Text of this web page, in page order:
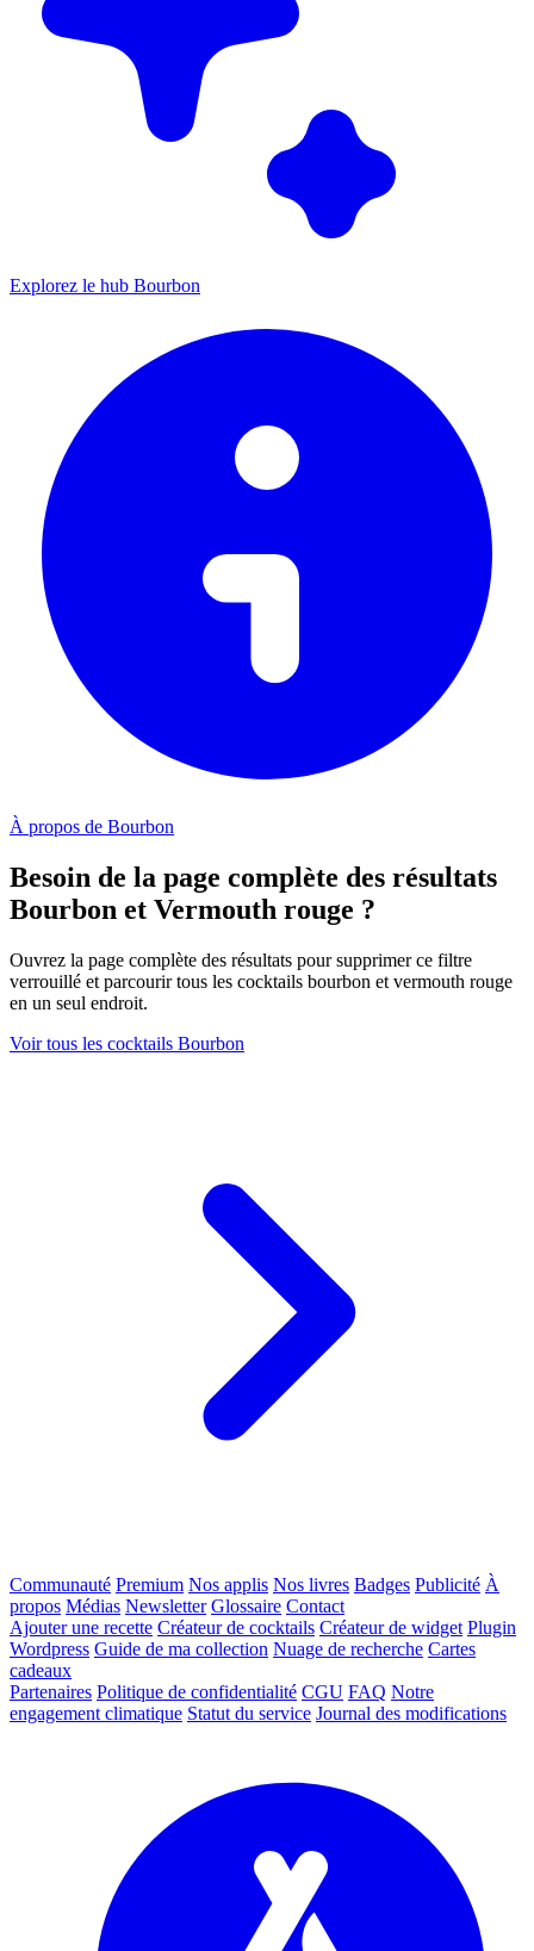
Explorez le hub Bourbon
À propos de Bourbon
Besoin de la page complète des résultats
Bourbon et Vermouth rouge ?
Ouvrez la page complète des résultats pour supprimer ce filtre
verrouillé et parcourir tous les cocktails bourbon et vermouth rouge
en un seul endroit.
Voir tous les cocktails Bourbon
Communauté Premium Nos applis Nos livres Badges Publicité À
propos Médias Newsletter Glossaire Contact
Ajouter une recette Créateur de cocktails Créateur de widget Plugin
Wordpress Guide de ma collection Nuage de recherche Cartes
cadeaux
Partenaires Politique de confidentialité CGU FAQ Notre
engagement climatique Statut du service Journal des modifications